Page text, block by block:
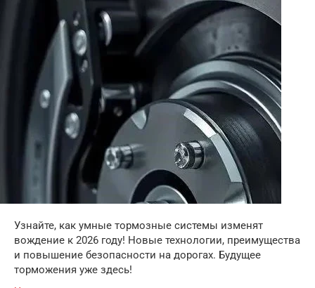
Узнайте, как умные тормозные системы изменят
вождение к 2026 году! Новые технологии, преимущества
и повышение безопасности на дорогах. Будущее
торможения уже здесь!